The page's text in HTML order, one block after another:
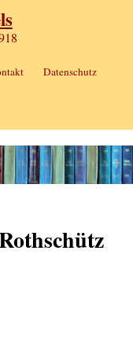
Datenschutz